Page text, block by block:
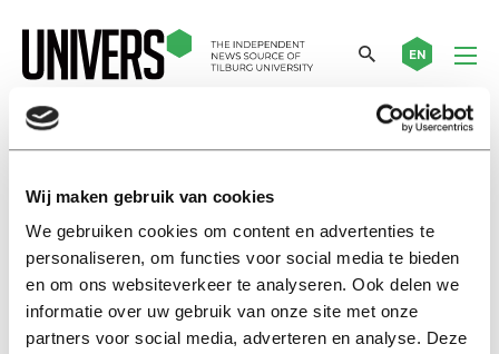
Wij maken gebruik van cookies
We gebruiken cookies om content en advertenties te
personaliseren, om functies voor social media te bieden
en om ons websiteverkeer te analyseren. Ook delen we
informatie over uw gebruik van onze site met onze
partners voor social media, adverteren en analyse. Deze
EN
Nieuws
Universiteit verdubbelt
beschikbaarheid
studiewerkplekken
27 mei 2021